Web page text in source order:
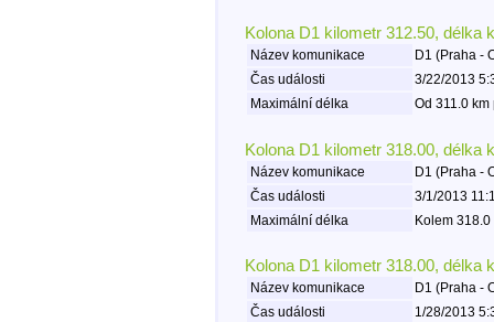
Kolona D1 kilometr 312.50, délka
Název komunikace
D1 (Praha -
Čas události
3/22/2013
Maximální délka
Od 311.0
Kolona D1 kilometr 318.00, délka
Název komunikace
D1 (Praha -
Čas události
3/1/2013
Maximální délka
Kolem
Kolona D1 kilometr 318.00, délka
Název komunikace
D1 (Praha -
Čas události
1/28/2013